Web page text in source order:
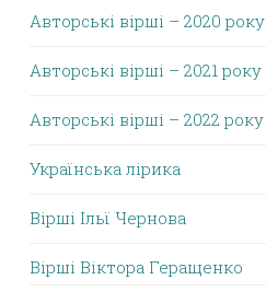
Авторські вірші – 2020 року
Авторські вірші – 2021 року
Авторські вірші – 2022 року
Українська лірика
Вірші Ільї Чернова
Вірші Віктора Геращенко